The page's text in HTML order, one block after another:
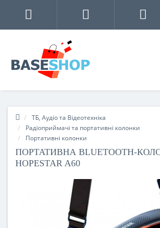
ТБ, Аудіо та Відеотехніка
Радіоприймачі та портативні колонки
Портативні колонки
ПОРТАТИВНА BLUETOOTH-
HOPESTAR A60